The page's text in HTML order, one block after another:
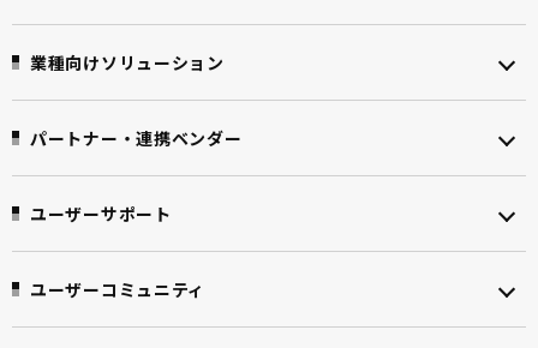
業種向けソリューション
パートナー・連携ベンダー
ユーザーサポート
ユーザーコミュニティ